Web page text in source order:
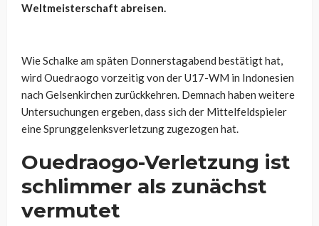
Weltmeisterschaft abreisen.
Wie Schalke am späten Donnerstagabend bestätigt hat,
wird Ouedraogo vorzeitig von der U17-WM in Indonesien
nach Gelsenkirchen zurückkehren. Demnach haben weitere
Untersuchungen ergeben, dass sich der Mittelfeldspieler
eine Sprunggelenksverletzung zugezogen hat.
Ouedraogo-Verletzung ist
schlimmer als zunächst
vermutet